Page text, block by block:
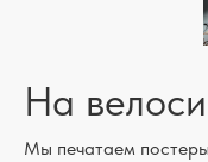
На
Мы печатаем